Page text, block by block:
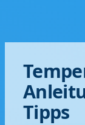
Tipps